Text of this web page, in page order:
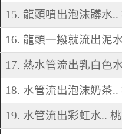
15. 龍頭噴出泡沫髒水
16. 龍頭一撥就流出泥
17. 熱水管流出乳白色
18. 水管流出泡沫奶茶
19. 水管流出彩虹水..